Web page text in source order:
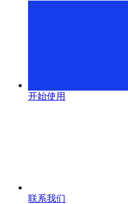
开始使用
联系我们